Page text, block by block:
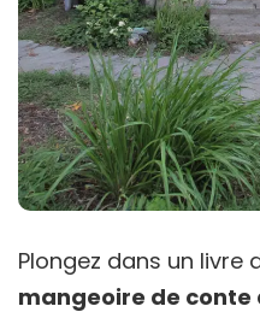
Plongez dans un livre
mangeoire de